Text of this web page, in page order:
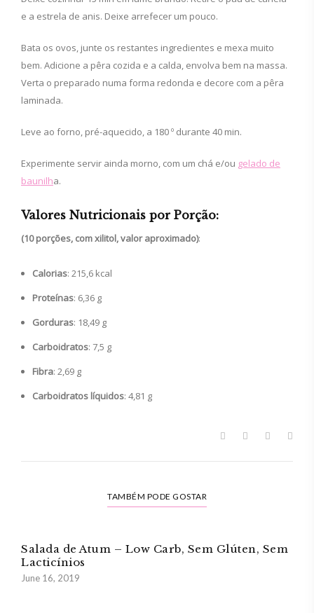
e a estrela de anis. Deixe arrefecer um pouco.
Bata os ovos, junte os restantes ingredientes e mexa muito
bem. Adicione a pêra cozida e a calda, envolva bem na massa.
Verta o preparado numa forma redonda e decore com a pêra
laminada.
Leve ao forno, pré-aquecido, a 180 º durante 40 min.
Experimente servir ainda morno, com um chá e/ou gelado de
baunilha.
Valores Nutricionais por Porção:
(10 porções, com xilitol, valor aproximado):
Calorias: 215,6 kcal
Proteínas: 6,36 g
Gorduras: 18,49 g
Carboidratos: 7,5 g
Fibra: 2,69 g
Carboidratos líquidos: 4,81 g
TAMBÉM PODE GOSTAR
Salada de Atum – Low Carb, Sem Glúten, Sem
Lacticínios
June 16, 2019